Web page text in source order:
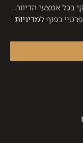
בכל אמצעי הדיוור.
כפוף למדיניות